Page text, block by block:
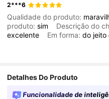
2***6
Qualidade do produto:
produto:sim Descrição do
excelente
Em forma:do jeito
Detalhes Do Produto
Funcionalidade de